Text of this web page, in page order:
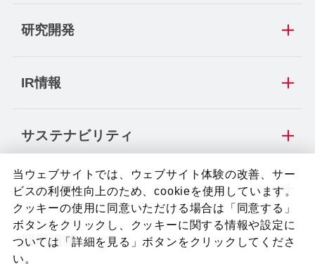
研究開発
IR情報
サステナビリティ
ニュース
採用情報
当ウェブサイトでは、ウェブサイト体験の改善、サー
ビスの利便性向上のため、cookieを使用しています。
クッキーの使用に同意いただける場合は「同意する」
ボタンをクリックし、クッキーに関する情報や設定に
ついては「詳細を見る」ボタンをクリックしてくださ
い。